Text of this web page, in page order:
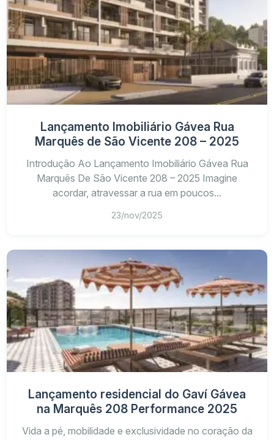
Lançamento Imobiliário Gávea Rua
Marquês de São Vicente 208 – 2025
Introdução Ao Lançamento Imobiliário Gávea Rua
Marquês De São Vicente 208 – 2025 Imagine
acordar, atravessar a rua em poucos...
23/nov/2025
Lançamento residencial do Gaví Gávea
na Marquês 208 Performance 2025
Vida a pé, mobilidade e exclusividade no coração da